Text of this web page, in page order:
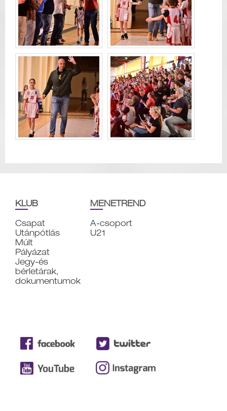
KLUB
Csapat
Utánpótlás
Múlt
Pályázat
Jegy-és
bérletárak,
dokumentumok
MENETREND
A-csoport
U21